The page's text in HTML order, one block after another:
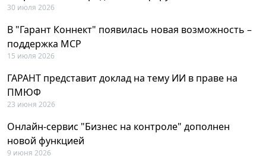
30 июля 2026
В "Гарант Коннект" появилась новая возможность –
поддержка MCP
15 июля 2026
ГАРАНТ представит доклад на тему ИИ в праве на
ПМЮФ
23 июня 2026
Онлайн-сервис "Бизнес на контроле" дополнен
новой функцией
9 июня 2026